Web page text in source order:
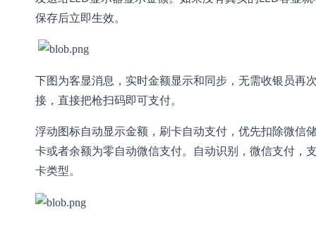
保存后立即生效。
下图为客显消息，实时金额显示和同步，无需收银员再
接，直接把枪扫码即可支付。
浮动图标自动显示金额， 刷卡自动支付，优先扣除微信
卡或者余额为零自动微信支付。自动识别，微信支付，
卡类型。